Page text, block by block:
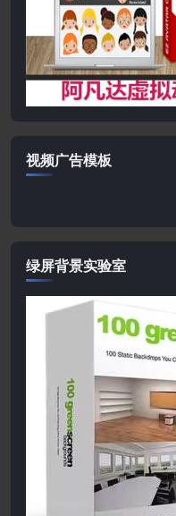
视频广告模板
绿屏背景实验室